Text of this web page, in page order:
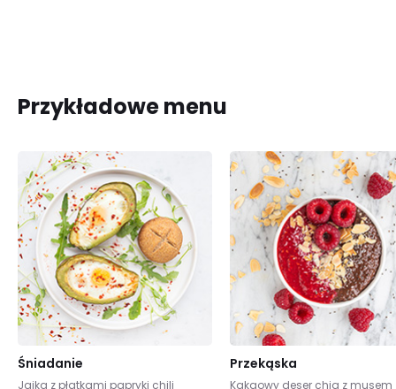
Przykładowe menu
Śniadanie
Jajka z płatkami papryki chili
Przekąska
Kakaowy deser chia z musem